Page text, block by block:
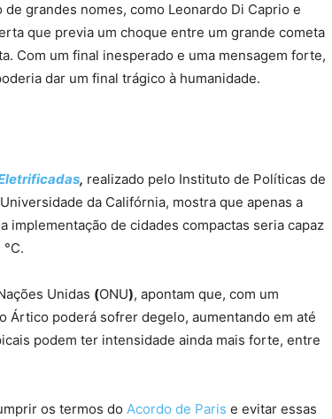
grandes nomes, como Leonardo Di Caprio e
que previa um choque entre um grande cometa
Com um final inesperado e uma mensagem forte,
dar um final trágico à humanidade.
, realizado pelo Instituto de Políticas de
da Califórnia, mostra que apenas a
implementação de cidades compactas seria capaz
Unidas (ONU), apontam que, com um
Ártico poderá sofrer degelo, aumentando em até
podem ter intensidade ainda mais forte, entre
os termos do Acordo de Paris e evitar essas